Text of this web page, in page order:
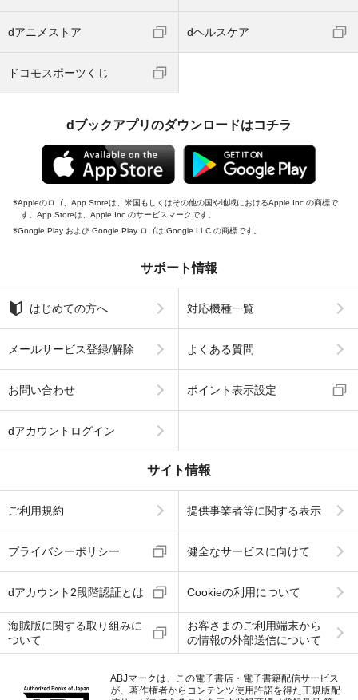
dアニメストア dヘルスケア
ドコモスポーツくじ
dブックアプリのダウンロードはコチラ
Appleのロゴ、App Storeは、米国もしくはその他の国や地域におけるApple Inc.の商標で
す。App Storeは、Apple Inc.のサービスマークです。
Google Play および Google Play ロゴは Google LLC の商標です。
サポート情報
はじめての方へ 対応機種一覧
メールサービス登録/解除 よくある質問
お問い合わせ ポイント表示設定
dアカウントログイン
サイト情報
ご利用規約 提供事業者等に関する表示
プライバシーポリシー 健全なサービスに向けて
dアカウント2段階認証とは Cookieの利用について
海賊版に関する取り組みに
ついて
お客さまのご利用端末から
の情報の外部送信について
ABJマークは、この電子書店・電子書籍配信サービス
が、著作権者からコンテンツ使用許諾を得た正規版配